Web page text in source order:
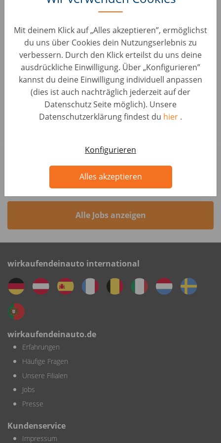
Mit deinem Klick auf „Alles akzeptieren”, ermöglichst
du uns über Cookies dein Nutzungserlebnis zu
verbessern. Durch den Klick erteilst du uns deine
ausdrückliche Einwilligung. Über „Konfigurieren”
kannst du deine Einwilligung individuell anpassen
(dies ist auch nachträglich jederzeit auf der
Datenschutz Seite möglich). Unsere
Datenschutzerklärung findest du hier .
Konfigurieren
Alles akzeptieren
Kfz-Qualitätsprüfer (m/w/d)
KFZ Positionen • Österreich, Wolkersdorf im Weinviertel
Kfz-Ersatzteileeinkäufer / Parts Specialist
(m/w/d)
KFZ Positionen • Österreich, Wolkersdorf im Weinviertel
Kfz Mechaniker / Mechatroniker (m/w/d)
KFZ Positionen • Österreich, Wolkersdorf im Weinviertel
Alle Jobs anzeigen
wirkaufendeinauto international
wirkaufendeinauto.de
Erfahrungen
Häufige Fragen
Unsere Filialen
Jobs
Presse
Kundenservice
Impressum